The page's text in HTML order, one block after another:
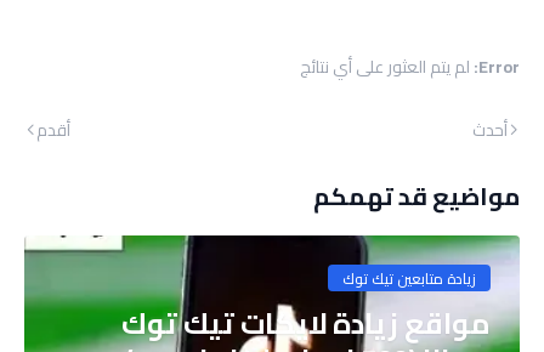
Error: لم يتم العثور على أي نتائج
أحدث
أقدم
مواضيع قد تهمكم
زيادة متابعين تيك توك
مواقع زيادة لايكات تيك توك